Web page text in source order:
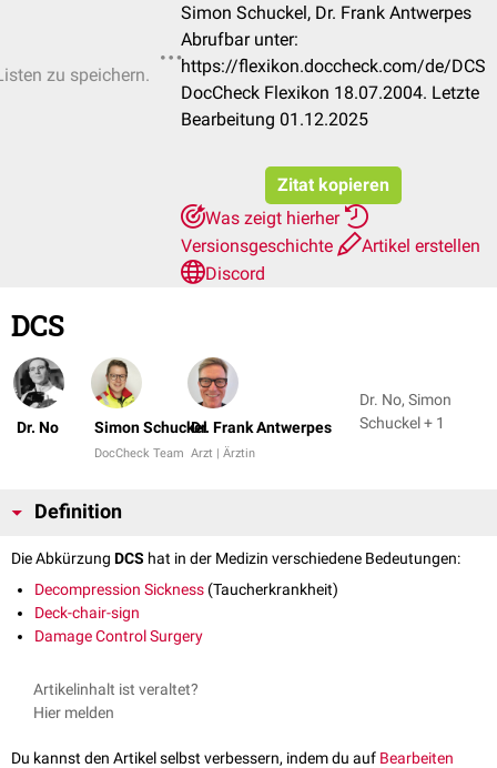
zu speichern.
Simon Schuckel, Dr. Frank Antwerpes
Abrufbar unter:
https://flexikon.doccheck.com/de/DCS
DocCheck Flexikon 18.07.2004. Letzte
Bearbeitung 01.12.2025
Zitat kopieren
Was zeigt hierher
Versionsgeschichte
Artikel erstellen
Discord
DCS
Dr. No Simon Schuckel
DocCheck Team
Dr. Frank Antwerpes
Arzt | Ärztin
Dr. No, Simon
Schuckel + 1
Definition
Die Abkürzung DCS hat in der Medizin verschiedene Bedeutungen:
Decompression Sickness (Taucherkrankheit)
Deck-chair-sign
Damage Control Surgery
Artikelinhalt ist veraltet?
Hier melden
Du kannst den Artikel selbst verbessern, indem du auf Bearbeiten